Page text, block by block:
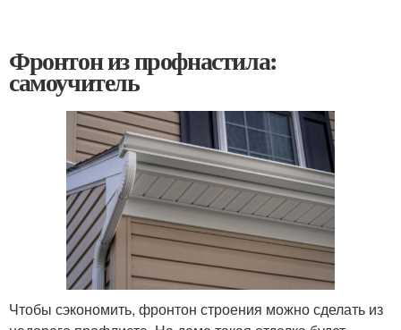
Фронтон из профнастила:
самоучитель
Чтобы сэкономить, фронтон строения можно сделать из